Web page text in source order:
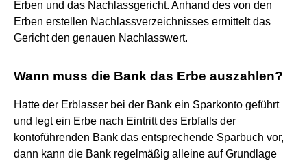
Erben und das Nachlassgericht. Anhand des von den
Erben erstellen Nachlassverzeichnisses ermittelt das
Gericht den genauen Nachlasswert.
Wann muss die Bank das Erbe auszahlen?
Hatte der Erblasser bei der Bank ein Sparkonto geführt
und legt ein Erbe nach Eintritt des Erbfalls der
kontoführenden Bank das entsprechende Sparbuch vor,
dann kann die Bank regelmäßig alleine auf Grundlage